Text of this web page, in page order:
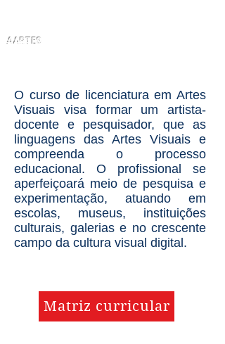
AARTES
artes visuais
artes visuais
O curso de licenciatura em Artes
Visuais visa formar um artista-
docente e pesquisador, que as
linguagens das Artes Visuais e
compreenda o processo
educacional. O profissional se
aperfeiçoará meio de pesquisa e
experimentação, atuando em
escolas, museus, instituições
culturais, galerias e no crescente
campo da cultura visual digital.
Matriz curricular